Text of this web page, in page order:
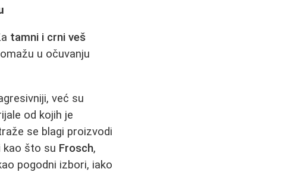
tamni i crni veš
u očuvanju
već su
od kojih je
se blagi proizvodi
kao što su Frosch,
pogodni izbori, iako